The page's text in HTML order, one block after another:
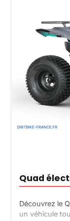
Quad
Découvrez le
un véhicule